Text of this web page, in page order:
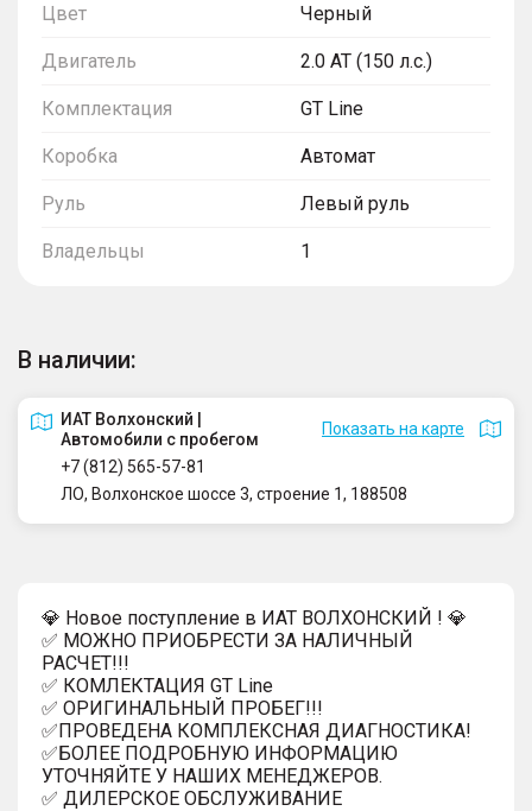
Цвет Черный
Двигатель 2.0 AT (150 л.с.)
Комплектация GT Line
Коробка Автомат
Руль Левый руль
Владельцы 1
В наличии:
ИАТ Волхонский |
Автомобили с пробегом
Показать на карте
+7 (812) 565-57-81
ЛО, Волхонское шоссе 3, строение 1, 188508
💎 Новое поступление в ИАТ ВОЛХОНСКИЙ ! 💎
✅ МОЖНО ПРИОБРЕСТИ ЗА НАЛИЧНЫЙ
РАСЧЕТ!!!
✅ КОМЛЕКТАЦИЯ GT Line
✅ ОРИГИНАЛЬНЫЙ ПРОБЕГ!!!
✅ПРОВЕДЕНА КОМПЛЕКСНАЯ ДИАГНОСТИКА!
✅БОЛЕЕ ПОДРОБНУЮ ИНФОРМАЦИЮ
УТОЧНЯЙТЕ У НАШИХ МЕНЕДЖЕРОВ.
✅ ДИЛЕРСКОЕ ОБСЛУЖИВАНИЕ